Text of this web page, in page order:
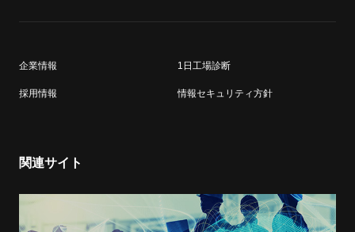
企業情報 1日工場診断
採用情報 情報セキュリティ方針
関連サイト